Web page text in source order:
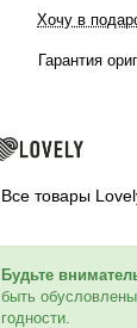
Хочу в
Гарантия
Все товары
Будьте
быть
годности.